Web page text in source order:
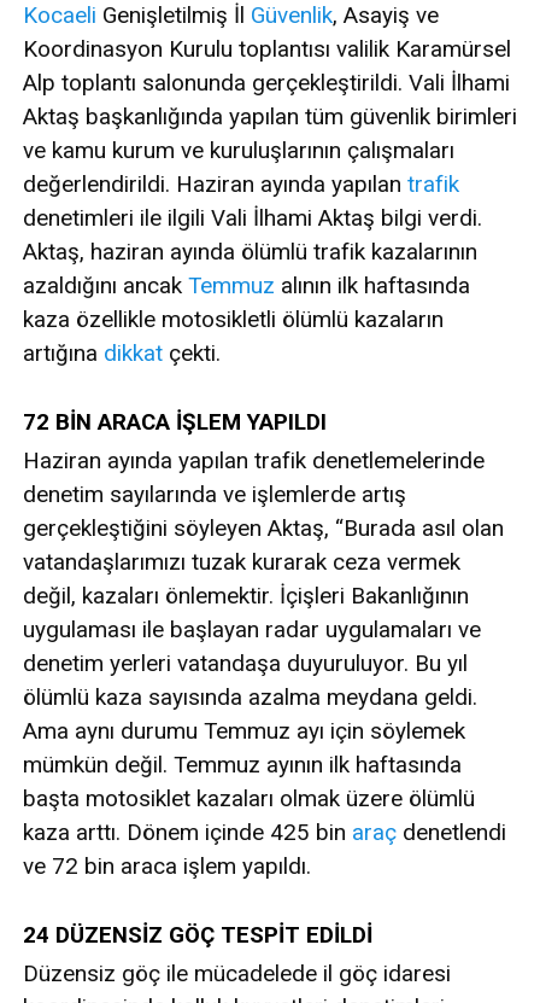
Kocaeli Genişletilmiş İl Güvenlik, Asayiş ve
Koordinasyon Kurulu toplantısı valilik Karamürsel
Alp toplantı salonunda gerçekleştirildi. Vali İlhami
Aktaş başkanlığında yapılan tüm güvenlik birimleri
ve kamu kurum ve kuruluşlarının çalışmaları
değerlendirildi. Haziran ayında yapılan trafik
denetimleri ile ilgili Vali İlhami Aktaş bilgi verdi.
Aktaş, haziran ayında ölümlü trafik kazalarının
azaldığını ancak Temmuz alının ilk haftasında
kaza özellikle motosikletli ölümlü kazaların
artığına dikkat çekti.
72 BİN ARACA İŞLEM YAPILDI
Haziran ayında yapılan trafik denetlemelerinde
denetim sayılarında ve işlemlerde artış
gerçekleştiğini söyleyen Aktaş, “Burada asıl olan
vatandaşlarımızı tuzak kurarak ceza vermek
değil, kazaları önlemektir. İçişleri Bakanlığının
uygulaması ile başlayan radar uygulamaları ve
denetim yerleri vatandaşa duyuruluyor. Bu yıl
ölümlü kaza sayısında azalma meydana geldi.
Ama aynı durumu Temmuz ayı için söylemek
mümkün değil. Temmuz ayının ilk haftasında
başta motosiklet kazaları olmak üzere ölümlü
kaza arttı. Dönem içinde 425 bin araç denetlendi
ve 72 bin araca işlem yapıldı.
24 DÜZENSİZ GÖÇ TESPİT EDİLDİ
Düzensiz göç ile mücadelede il göç idaresi